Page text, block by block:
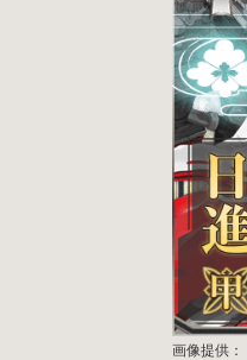
画像提供：